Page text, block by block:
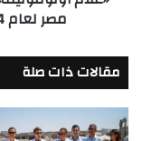
الثاني
على
التوالي
مصر لعام 2024 للعام الثاني على التوالي
مقالات ذات صلة